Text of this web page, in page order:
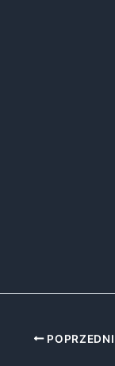
POPRZEDNI